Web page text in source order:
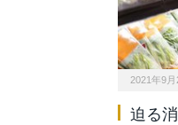
2021年9月
迫る